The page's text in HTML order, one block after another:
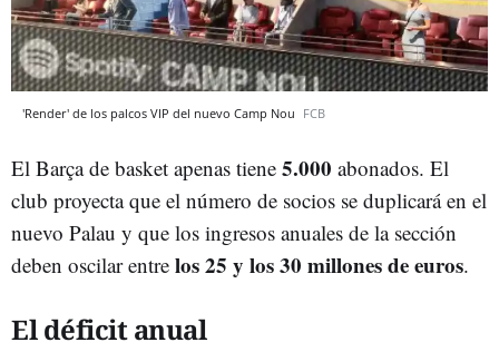
'Render' de los palcos VIP del nuevo Camp Nou FCB
El Barça de basket apenas tiene 5.000 abonados. El
club proyecta que el número de socios se duplicará en el
nuevo Palau y que los ingresos anuales de la sección
deben oscilar entre los 25 y los 30 millones de euros.
El déficit anual